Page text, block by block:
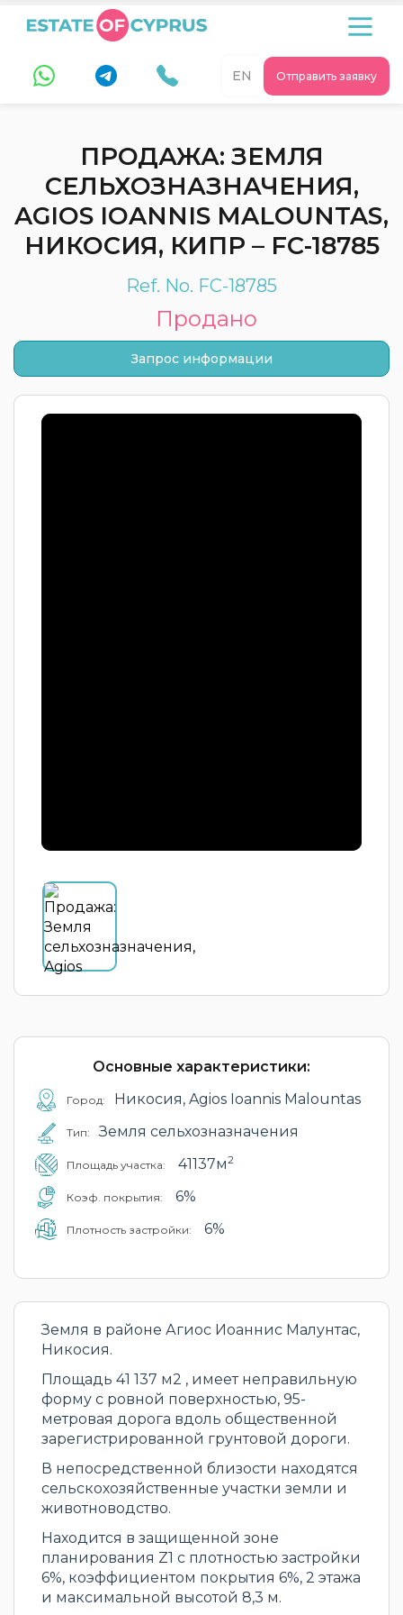
Отправить заявку
EN
ПРОДАЖА: ЗЕМЛЯ
СЕЛЬХОЗНАЗНАЧЕНИЯ,
AGIOS IOANNIS MALOUNTAS,
НИКОСИЯ, КИПР – FC-18785
Ref. No. FC-18785
Продано
Запрос информации
Основные характеристики:
Город: Никосия, Agios Ioannis Malountas
Тип: Земля сельхозназначения
Площадь участка: 41137м2
Коэф. покрытия: 6%
Плотность застройки: 6%
Земля в районе Агиос Иоаннис Малунтас,
Никосия.
Площадь 41 137 м2 , имеет неправильную
форму с ровной поверхностью, 95-
метровая дорога вдоль общественной
зарегистрированной грунтовой дороги.
В непосредственной близости находятся
сельскохозяйственные участки земли и
животноводство.
Находится в защищенной зоне
планирования Z1 с плотностью застройки
6%, коэффициентом покрытия 6%, 2 этажа
и максимальной высотой 8,3 м.